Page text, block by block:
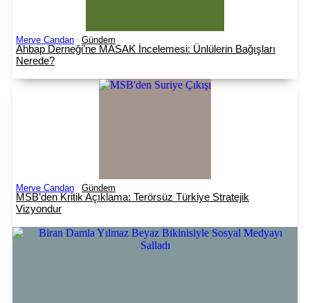
Merve Candan Gündem
Ahbap Derneği’ne MASAK İncelemesi: Ünlülerin Bağışları
Nerede?
Merve Candan Gündem
MSB’den Kritik Açıklama: Terörsüz Türkiye Stratejik
Vizyondur